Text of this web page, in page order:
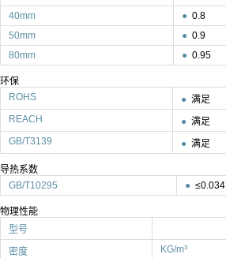
40mm
● 0.8
50mm
● 0.9
80mm
● 0.95
环保
ROHS
● 满足
REACH
● 满足
GB/T3139
● 满足
导热系数
GB/T10295
● ≤0.034
物理性能
型号
密度 KG/m³